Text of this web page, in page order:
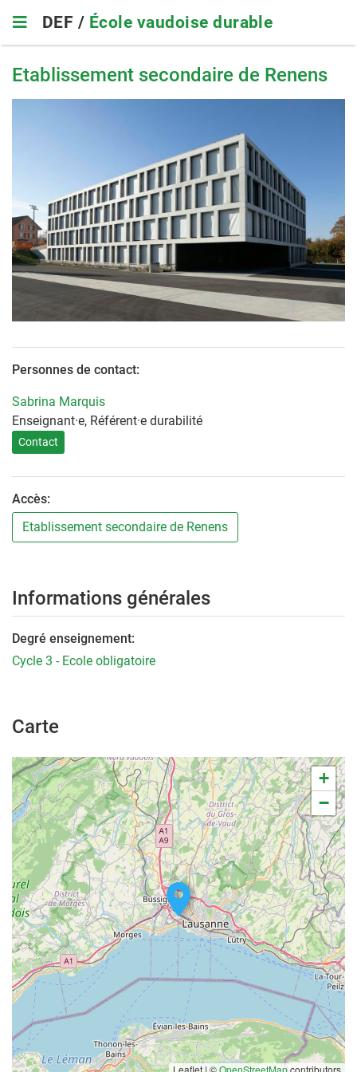
main
navigation
DEF / École vaudoise durable
Etablissement secondaire de Renens
Personnes de contact:
Sabrina Marquis
Enseignant·e, Référent·e durabilité
Contact
Accès:
Etablissement secondaire de Renens
Informations générales
Degré enseignement:
Cycle 3 - Ecole obligatoire
Carte
+
−
Leaflet | ©OpenStreetMapcontributors